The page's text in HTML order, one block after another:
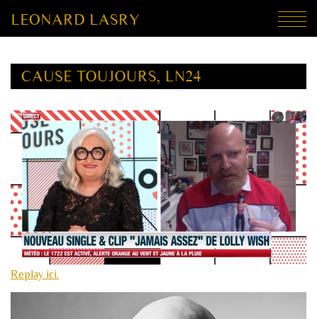
LEONARD LASRY
CAUSE TOUJOURS, LN24
Replay ici.